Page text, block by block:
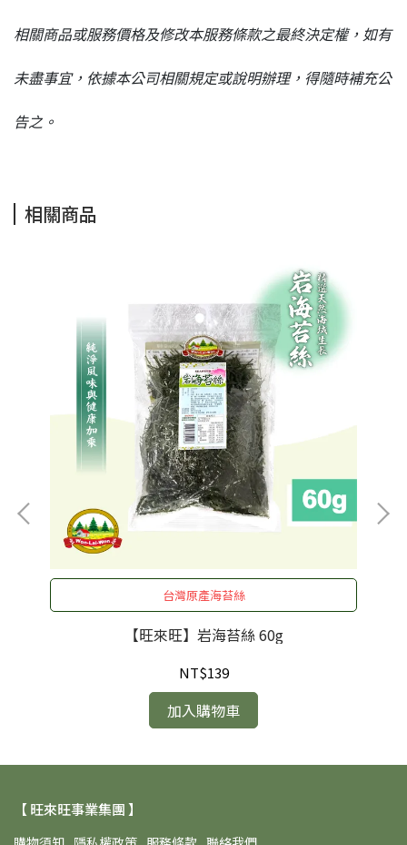
相關商品或服務價格及修改本服務條款之最終決定權，如有
未盡事宜，依據本公司相關規定或說明辦理，得隨時補充公
告之。
相關商品
台灣原產海苔絲
【旺來旺】岩海苔絲 60g
NT$139
加入購物車
【 旺來旺事業集團 】